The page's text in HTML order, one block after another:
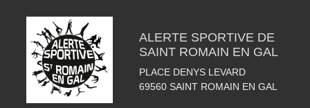
ALERTE SPORTIVE DE
SAINT ROMAIN EN GAL
PLACE DENYS LEVARD
69560 SAINT ROMAIN EN GAL